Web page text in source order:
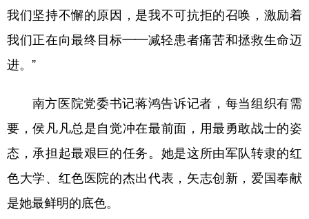
我们坚持不懈的原因，是我不可抗拒的召唤，激励着
我们正在向最终目标——减轻患者痛苦和拯救生命迈
进。”
南方医院党委书记蒋鸿告诉记者，每当组织有需
要，侯凡凡总是自觉冲在最前面，用最勇敢战士的姿
态，承担起最艰巨的任务。她是这所由军队转隶的红
色大学、红色医院的杰出代表，矢志创新，爱国奉献
是她最鲜明的底色。